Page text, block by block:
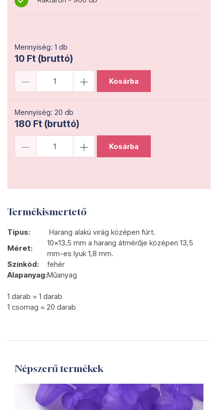
Mennyiség: 1 db
10 Ft (bruttó)
Kosárba
Mennyiség: 20 db
180 Ft (bruttó)
Kosárba
Termékismertető
Típus:
Harang alakú virág középen fúrt.
Méret:
10x13,5 mm a harang átmérője középen 13,5
mm-es lyuk 1,8 mm.
Színkód:
fehér
Alapanyag:Műanyag
1 darab = 1 darab
1 csomag = 20 darab
Népszerű termékek